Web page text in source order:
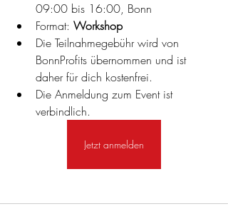
09:00 bis 16:00, Bonn
Format: Workshop
Die Teilnahmegebühr wird von
BonnProfits übernommen und ist
daher für dich kostenfrei.
Die Anmeldung zum Event ist
verbindlich.
Jetzt anmelden